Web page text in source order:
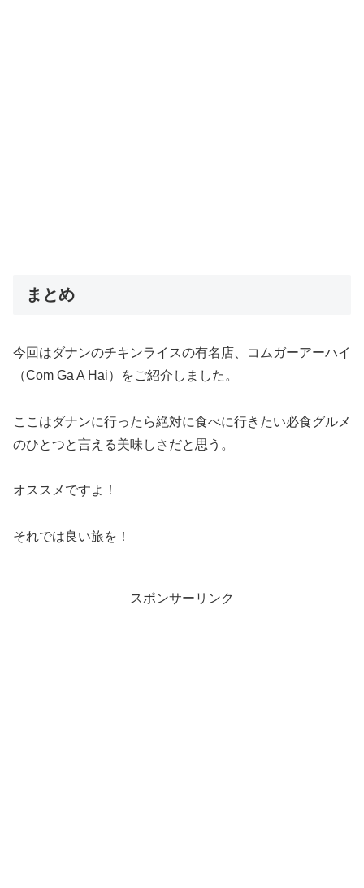
まとめ
今回はダナンのチキンライスの有名店、コムガーアーハイ
（Com Ga A Hai）をご紹介しました。
ここはダナンに行ったら絶対に食べに行きたい必食グルメ
のひとつと言える美味しさだと思う。
オススメですよ！
それでは良い旅を！
スポンサーリンク